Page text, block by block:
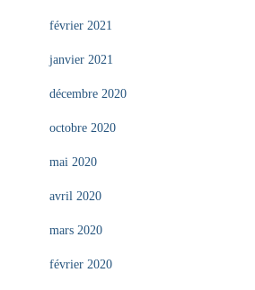
février 2021
janvier 2021
décembre 2020
octobre 2020
mai 2020
avril 2020
mars 2020
février 2020